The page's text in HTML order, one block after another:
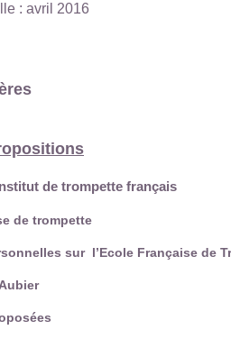
: avril 2016
de trompette français
de trompette
sur l’Ecole Française de